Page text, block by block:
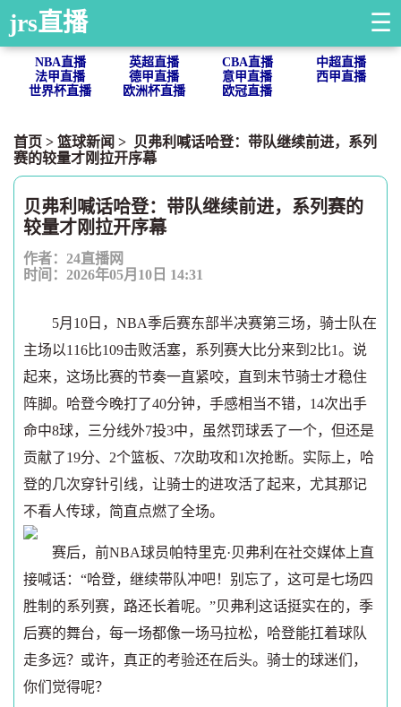
jrs直播 ☰
NBA直播 英超直播 CBA直播
中超直播
法甲直播
德甲直播 意甲直播
西甲直播
世界杯直播
欧洲杯直播 欧冠直播
首页 > 篮球新闻 > 贝弗利喊话哈登：带队继续前进，系列
赛的较量才刚拉开序幕
贝弗利喊话哈登：带队继续前进，系列赛的
较量才刚拉开序幕
作者：24直播网
时间：2026年05月10日 14:31
5月10日，NBA季后赛东部半决赛第三场，骑士队在
主场以116比109击败活塞，系列赛大比分来到2比1。说
起来，这场比赛的节奏一直紧咬，直到末节骑士才稳住
阵脚。哈登今晚打了40分钟，手感相当不错，14次出手
命中8球，三分线外7投3中，虽然罚球丢了一个，但还是
贡献了19分、2个篮板、7次助攻和1次抢断。实际上，哈
登的几次穿针引线，让骑士的进攻活了起来，尤其那记
不看人传球，简直点燃了全场。
赛后，前NBA球员帕特里克·贝弗利在社交媒体上直
接喊话：“哈登，继续带队冲吧！别忘了，这可是七场四
胜制的系列赛，路还长着呢。”贝弗利这话挺实在的，季
后赛的舞台，每一场都像一场马拉松，哈登能扛着球队
走多远？或许，真正的考验还在后头。骑士的球迷们，
你们觉得呢？